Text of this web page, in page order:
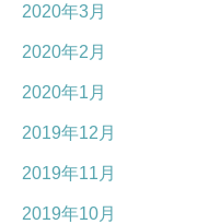
2020年3月
2020年2月
2020年1月
2019年12月
2019年11月
2019年10月